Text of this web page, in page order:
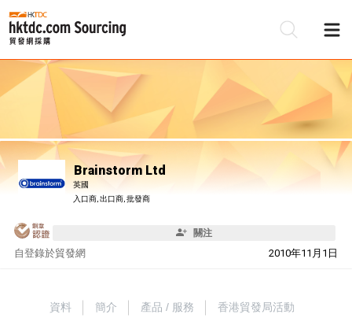
Brainstorm Ltd
英國
入口商, 出口商, 批發商
關注
自 2010年11月1日
登錄於貿發網
資料 簡介 產品 / 服務 香港貿發局活動